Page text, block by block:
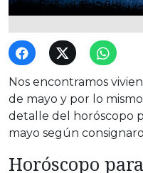
Nos encontramos
de mayo y por lo
detalle del horóscopo
mayo según
Horóscopo